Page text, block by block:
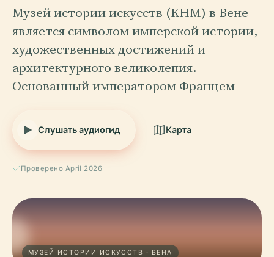
Музей истории искусств (KHM) в Вене
является символом имперской истории,
художественных достижений и
архитектурного великолепия.
Основанный императором Францем
Слушать аудиогид Карта
Проверено April 2026
МУЗЕЙ ИСТОРИИ ИСКУССТВ · ВЕНА